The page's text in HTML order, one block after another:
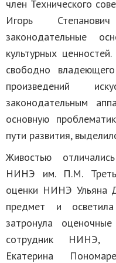
член Технического
Игорь
законодательные
культурных
свободно
произведений
законодательным
основную
пути развития,
Живостью
НИНЭ им. П.М.
оценки НИНЭ Ульяна
предмет и
затронула
сотрудник НИНЭ,
Екатерина